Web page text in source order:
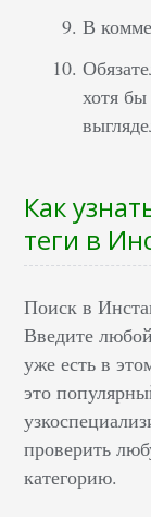
В
хотя
Как
теги в
Поиск в
Введите
уже есть в
это
проверить
категорию.